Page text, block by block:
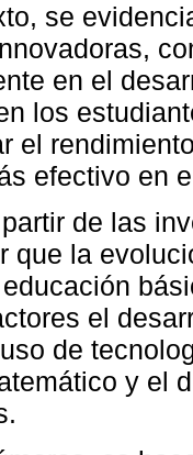
se
en el
los
el
efectivo en
de las
que la
el
de
y el